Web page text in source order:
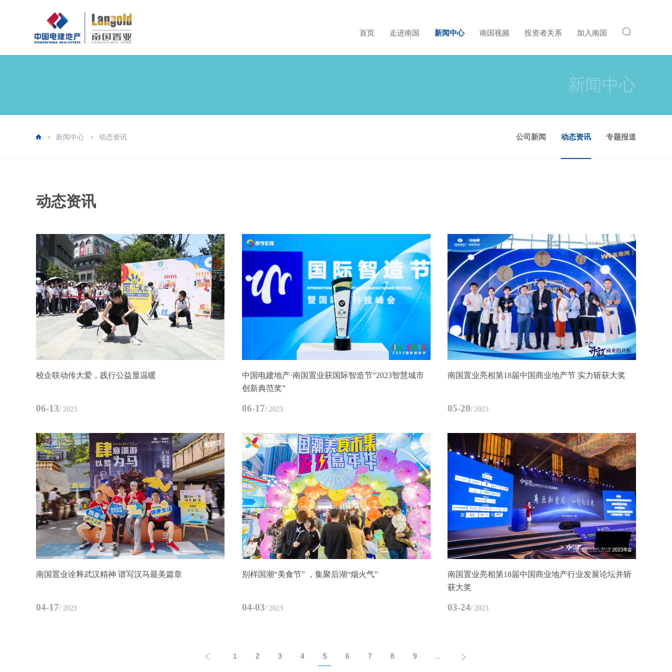
首页 走进南国 新闻中心 南国视频 投资者关系 加入南国
新闻中心
新闻中心 动态资讯 公司新闻 动态资讯 专题报道
动态资讯
校企联动传大爱，践行公益显温暖
06-13/ 2023
中国电建地产·南国置业获国际智造节“2023智慧城市
创新典范奖”
06-17/ 2023
南国置业亮相第18届中国商业地产节 实力斩获大奖
05-20/ 2023
南国置业诠释武汉精神 谱写汉马最美篇章
04-17/ 2023
别样国潮“美食节” ，集聚后湖“烟火气”
04-03/ 2023
南国置业亮相第18届中国商业地产行业发展论坛并斩
获大奖
03-24/ 2023
1 2 3 4 5 6 7 8 9